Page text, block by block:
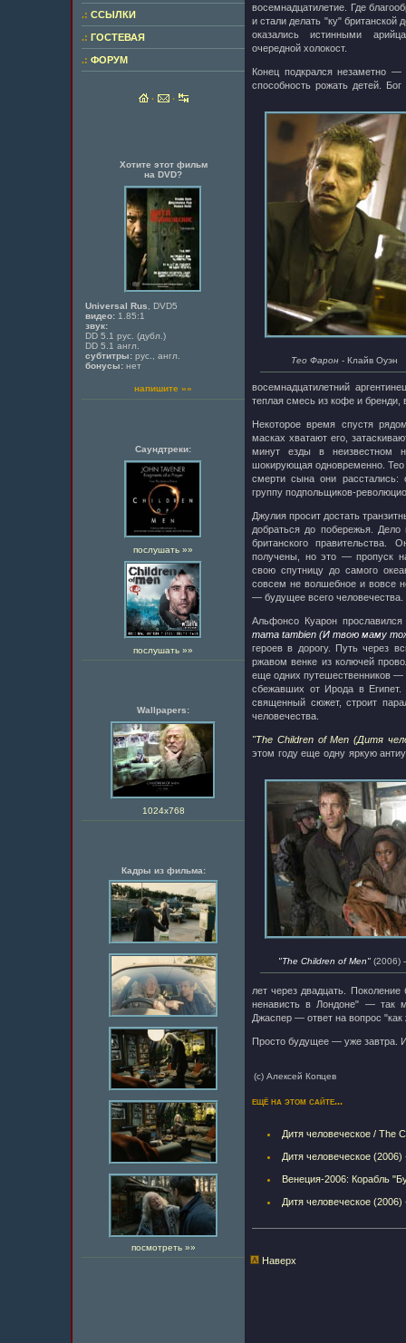
.: ССЫЛКИ
.: ГОСТЕВАЯ
.: ФОРУМ
· ·
Хотите этот фильм
на DVD?
Universal Rus , DVD5
видео: 1.85:1
звук:
DD 5.1 рус. (дубл.)
DD 5.1 англ.
субтитры: рус., англ.
бонусы: нет
напишите »»
Саундтреки:
послушать »»
послушать »»
Wallpapers:
1024х768
Кадры из фильма:
посмотреть »»
восемнадцатилетие. Где
и стали делать "ку" британской
оказались истинными
очередной холокост.
Конец подкрался незаметно —
способность рожать детей.
Тео Фарон - Клайв Оуэн
восемнадцатилетний
теплая смесь из кофе и бренди,
Некоторое время спустя
масках хватают его,
минут езды в неизвестном
шокирующая одновременно.
смерти сына они
группу подпольщиков-
Джулия просит достать
добраться до побережья.
британского
получены, но это — пропуск
свою спутницу до самого
совсем не волшебное и вовсе
— будущее всего человечества.
Альфонсо Куарон
mama tambien (И твою маму
героев в дорогу. Путь через
ржавом венке из колючей
еще одних путешественников
сбежавших от Ирода в Египет.
священный сюжет, строит
человечества.
"The Children of Men (Дитя
этом году еще одну яркую
"The Children of Men"(2006)
лет через двадцать.
ненависть в Лондоне" — так
Джаспер — ответ на вопрос
Просто будущее — уже завтра.
(с) Алексей Копцев
ещё на этом сайте...
Дитя человеческое / The
Дитя человеческое (2006)
Венеция-2006: Корабль
Дитя человеческое
Наверх